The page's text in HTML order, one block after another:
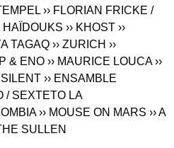
›› FLORIAN FRICKE /
HAÏDOUKS ›› KHOST ››
TAGAQ ›› ZURICH ››
& ENO ›› MAURICE LOUCA ››
›› ENSAMBLE
/ SEXTETO LA
›› MOUSE ON MARS ›› A
SULLEN